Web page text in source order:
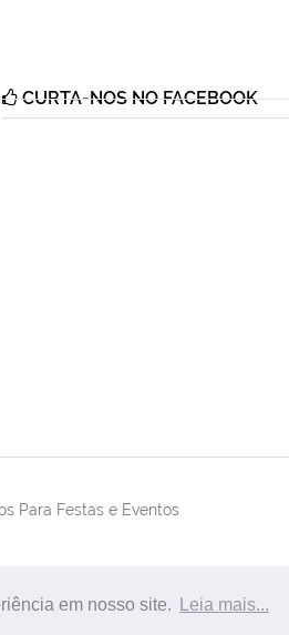
em nosso site. Leia mais...
CURTA-NOS NO FACEBOOK
Para Festas e Eventos